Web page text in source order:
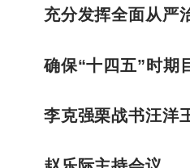
充分发挥全面从严
确保“十四五”时期
李克强栗战书汪洋